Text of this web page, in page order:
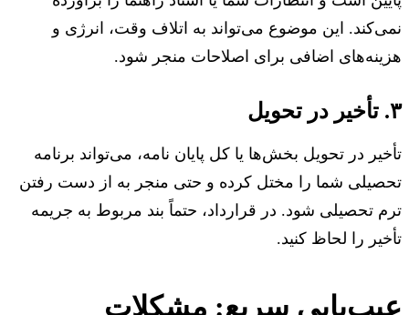
نمی‌کند. این موضوع می‌تواند به اتلاف وقت، انرژی و
هزینه‌های اضافی برای اصلاحات منجر شود.
۳. تأخیر در تحویل
تأخیر در تحویل بخش‌ها یا کل پایان نامه، می‌تواند برنامه
تحصیلی شما را مختل کرده و حتی منجر به از دست رفتن
ترم تحصیلی شود. در قرارداد، حتماً بند مربوط به جریمه
تأخیر را لحاظ کنید.
عیب‌یابی سریع: مشکلات